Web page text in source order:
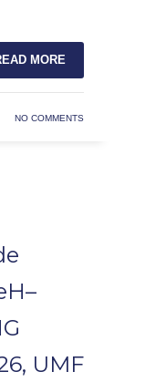
MORE
NO COMMENTS
UMF